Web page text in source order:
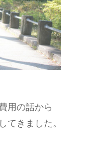
用の話から
てきました。